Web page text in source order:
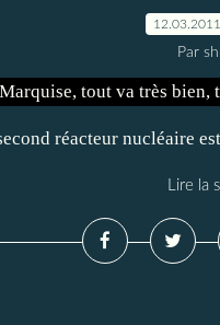
12.03.2011
Par
réacteur nucléaire
Lire la